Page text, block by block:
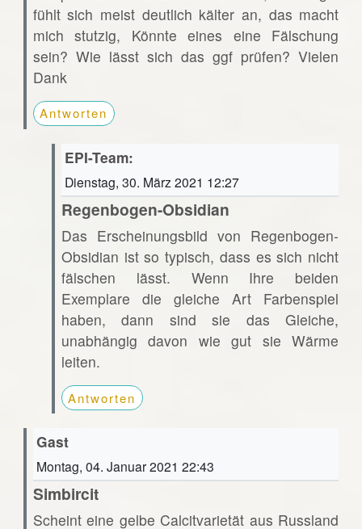
fühlt sich meist deutlich kälter an, das macht
mich stutzig, Könnte eines eine Fälschung
sein? Wie lässt sich das ggf prüfen? Vielen
Dank
Antworten
EPI-Team:
Dienstag, 30. März 2021 12:27
Regenbogen-Obsidian
Das Erscheinungsbild von Regenbogen-
Obsidian ist so typisch, dass es sich nicht
fälschen lässt. Wenn Ihre beiden
Exemplare die gleiche Art Farbenspiel
haben, dann sind sie das Gleiche,
unabhängig davon wie gut sie Wärme
leiten.
Antworten
Gast
Montag, 04. Januar 2021 22:43
Simbircit
Scheint eine gelbe Calcitvarietät aus Russland